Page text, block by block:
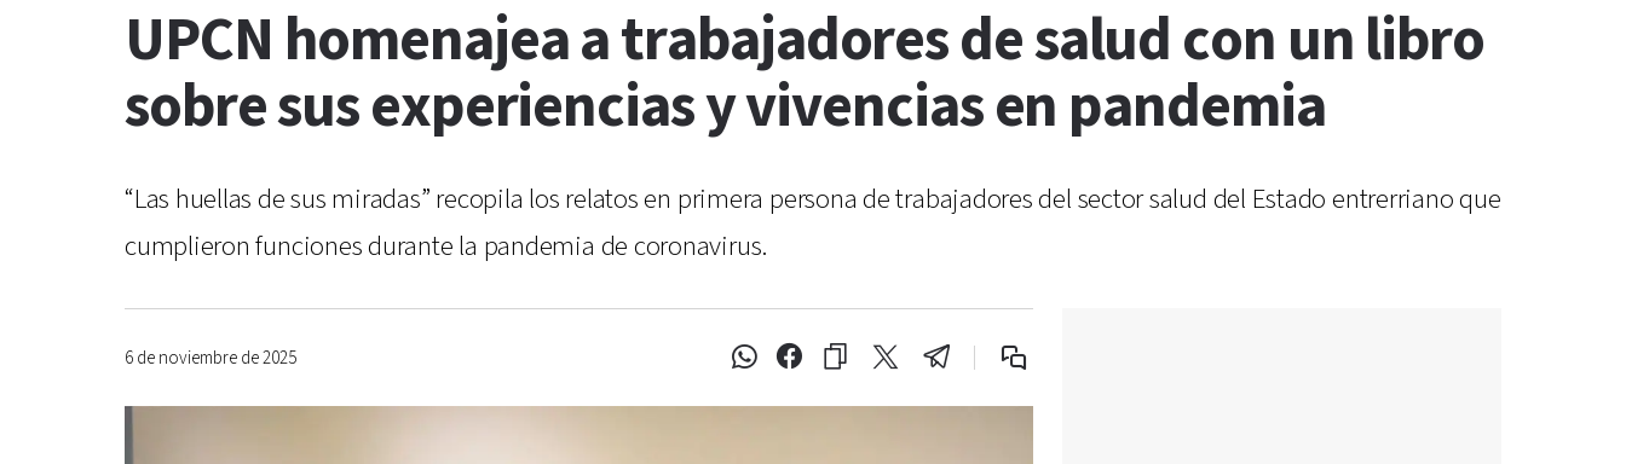
UPCN homenajea a trabajadores de salud con un libro
sobre sus experiencias y vivencias en pandemia
“Las huellas de sus miradas” recopila los relatos en primera persona de trabajadores del sector salud del Estado entrerriano que
cumplieron funciones durante la pandemia de coronavirus.
6 de noviembre de 2025